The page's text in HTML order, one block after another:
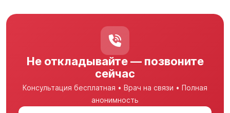
Не откладывайте — позвоните
сейчас
Консультация бесплатная • Врач на связи • Полная
анонимность